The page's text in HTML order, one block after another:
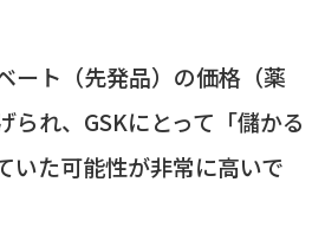
ート（先発品）の価格（薬
られ、GSKにとって「儲かる
いた可能性が非常に高いで